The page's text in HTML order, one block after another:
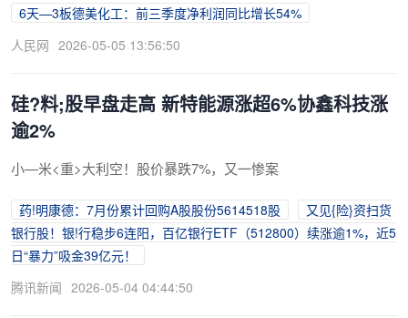
6天—3板德美化工：前三季度净利润同比增长54%
人民网 2026-05-05 13:56:50
硅?料;股早盘走高 新特能源涨超6%协鑫科技涨
逾2%
小—米<重>大利空！股价暴跌7%，又一惨案
药!明康德：7月份累计回购A股股份5614518股
又见{险}资扫货
银行股！银!行稳步6连阳，百亿银行ETF（512800）续涨逾1%，近5
日“暴力”吸金39亿元！
腾讯新闻 2026-05-04 04:44:50